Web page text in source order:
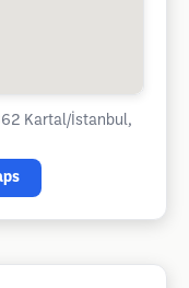
Kartal/İstanbul,